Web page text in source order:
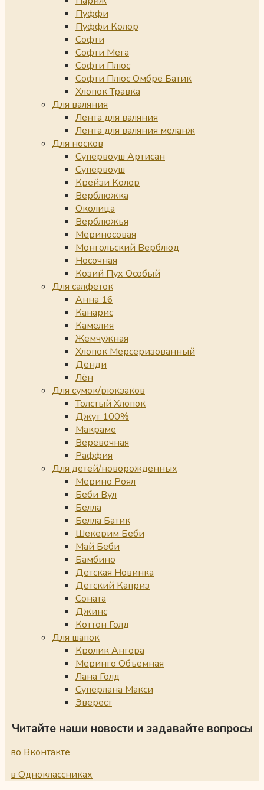
Пуффи
Пуффи Колор
Софти
Софти Мега
Софти Плюс
Софти Плюс Омбре Батик
Хлопок Травка
Для валяния
Лента для валяния
Лента для валяния меланж
Для носков
Супервоуш Артисан
Супервоуш
Крейзи Колор
Верблюжка
Околица
Верблюжья
Мериносовая
Монгольский Верблюд
Носочная
Козий Пух Особый
Для салфеток
Анна 16
Канарис
Камелия
Жемчужная
Хлопок Мерсеризованный
Денди
Лён
Для сумок/рюкзаков
Толстый Хлопок
Джут 100%
Макраме
Веревочная
Раффия
Для детей/новорожденных
Мерино Роял
Беби Вул
Белла
Белла Батик
Шекерим Беби
Май Беби
Бамбино
Детская Новинка
Детский Каприз
Соната
Джинс
Коттон Голд
Для шапок
Кролик Ангора
Меринго Объемная
Лана Голд
Суперлана Макси
Эверест
Читайте наши новости и задавайте вопросы
во Вконтакте
в Одноклассниках